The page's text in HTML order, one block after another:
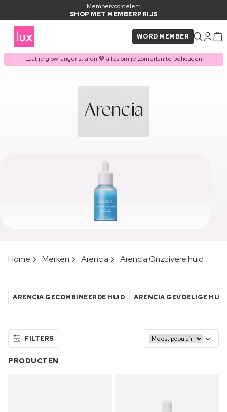
Membervoordelen:
SHOP MET MEMBERPRIJS
WORD MEMBER
Laat je glow langer stralen 🤎 alles om je zomertan te behouden
Home Merken Arencia Arencia Onzuivere huid
ARENCIA GECOMBINEERDE HUID ARENCIA GEVOELIGE HUID
FILTERS
PRODUCTEN